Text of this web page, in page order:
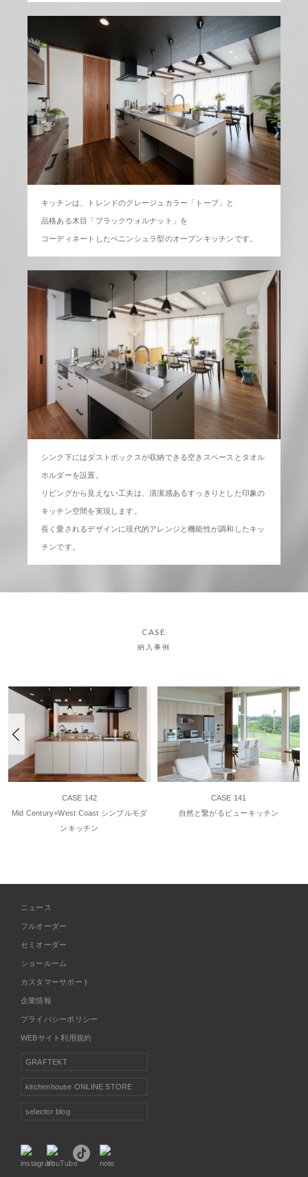
キッチンは、トレンドのグレージュカラー「トープ」と
品格ある木目「ブラックウォルナット」を
コーディネートしたペニンシュラ型のオープンキッチンです。
シンク下にはダストボックスが収納できる空きスペースとタオル
ホルダーを設置。
リビングから見えない工夫は、清潔感あるすっきりとした印象の
キッチン空間を実現します。
長く愛されるデザインに現代的アレンジと機能性が調和したキッ
チンです。
CASE
納入事例
CASE 142
Mid Century×West Coast シンプルモダ
ンキッチン
CASE 141
自然と繋がるビューキッチン
ニュース
フルオーダー
セミオーダー
ショールーム
カスタマーサポート
企業情報
プライバシーポリシー
WEBサイト利用規約
GRAFTEKT
kitchenhouse ONLINE STORE
selector blog